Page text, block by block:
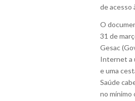
de acesso
O
31 de
Gesac
Internet a
e uma
Saúde
no mínimo